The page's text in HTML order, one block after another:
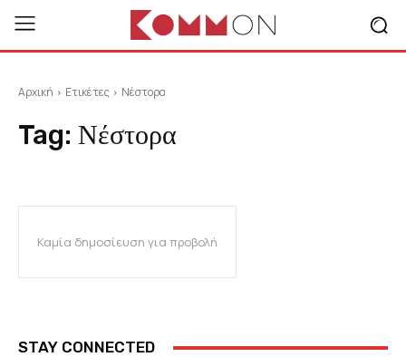
Αρχική Ετικέτες Νέστορα
Tag: Νέστορα
Καμία δημοσίευση για προβολή
STAY CONNECTED